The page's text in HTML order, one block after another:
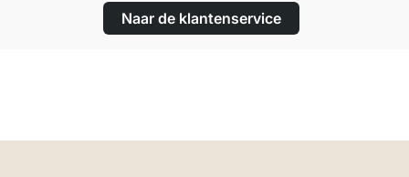
Naar de klantenservice